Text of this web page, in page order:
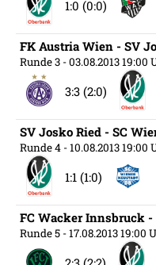
1:0 (0:0)
FK Austria Wien - SV
Runde 3 - 03.08.2013 19:00
3:3 (2:0)
SV Josko Ried - SC
Runde 4 - 10.08.2013 19:00
1:1 (1:0)
FC Wacker Innsbruck -
Runde 5 - 17.08.2013 19:00